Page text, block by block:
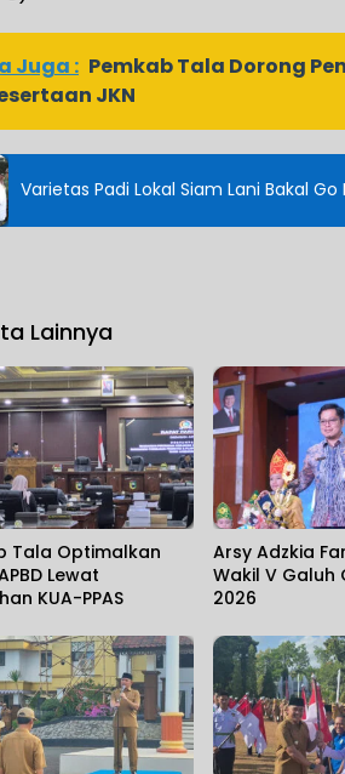
Juga : Pemkab Tala Dorong
JKN
Varietas Padi Lokal Siam Lani Bakal Go
Lainnya
Tala Optimalkan
Lewat
KUA-PPAS
Arsy Adzkia
Wakil V Galuh
2026